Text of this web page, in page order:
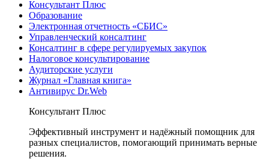
Консультант Плюс
Образование
Электронная отчетность «СБИС»
Управленческий консалтинг
Консалтинг в сфере регулируемых закупок
Налоговое консультирование
Аудиторские услуги
Журнал «Главная книга»
Антивирус Dr.Web
Консультант Плюс
Эффективный инструмент и надёжный помощник для
разных специалистов, помогающий принимать верные
решения.